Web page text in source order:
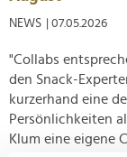
NEWS | 07.05.2026
"Collabs
den Snack-
kurzerhand eine
Persönlichkeiten
Klum eine eigene